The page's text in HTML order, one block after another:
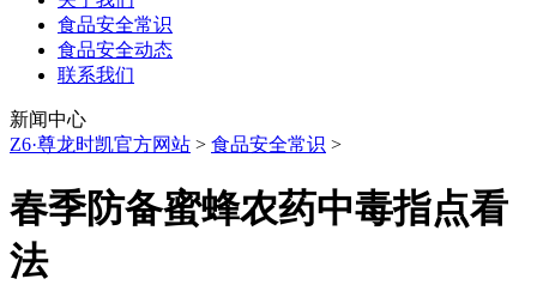
食品安全常识
食品安全动态
联系我们
新闻中心
Z6·尊龙时凯官方网站 > 食品安全常识 >
春季防备蜜蜂农药中毒指点看
法